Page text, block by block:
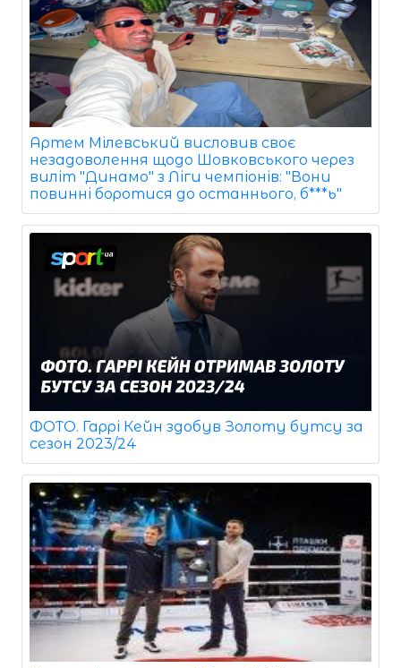
Артем Мілевський висловив своє
незадоволення щодо Шовковського через
виліт "Динамо" з Ліги чемпіонів: "Вони
повинні боротися до останнього, б***ь"
ФОТО. Гаррі Кейн здобув Золоту бутсу за
сезон 2023/24